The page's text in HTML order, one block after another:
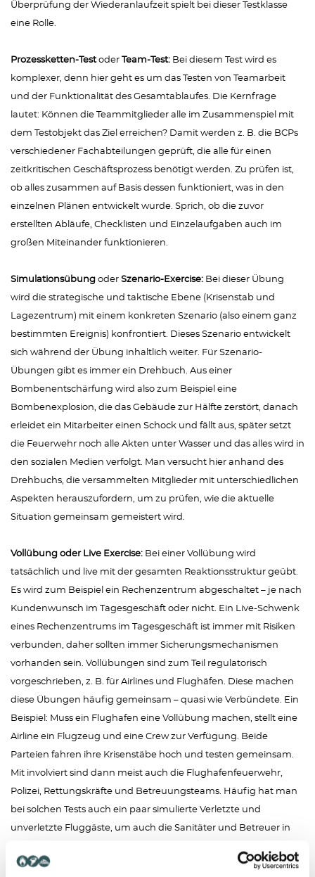
Überprüfung der Wiederanlaufzeit spielt bei dieser Testklasse
eine Rolle.
Prozessketten-Testoder Team-Test: Bei diesem Test wird es
komplexer, denn hier geht es um das Testen von Teamarbeit
und der Funktionalität des Gesamtablaufes. Die Kernfrage
lautet: Können die Teammitglieder alle im Zusammenspiel mit
dem Testobjekt das Ziel erreichen? Damit werden z. B. die BCPs
verschiedener Fachabteilungen geprüft, die alle für einen
zeitkritischen Geschäftsprozess benötigt werden. Zu prüfen ist,
ob alles zusammen auf Basis dessen funktioniert, was in den
einzelnen Plänen entwickelt wurde. Sprich, ob die zuvor
erstellten Abläufe, Checklisten und Einzelaufgaben auch im
großen Miteinander funktionieren.
Simulationsübung oder Szenario-Exercise: Bei dieser Übung
wird die strategische und taktische Ebene (Krisenstab und
Lagezentrum) mit einem konkreten Szenario (also einem ganz
bestimmten Ereignis) konfrontiert. Dieses Szenario entwickelt
sich während der Übung inhaltlich weiter. Für Szenario-
Übungen gibt es immer ein Drehbuch. Aus einer
Bombenentschärfung wird also zum Beispiel eine
Bombenexplosion, die das Gebäude zur Hälfte zerstört, danach
erleidet ein Mitarbeiter einen Schock und fällt aus, später setzt
die Feuerwehr noch alle Akten unter Wasser und das alles wird in
den sozialen Medien verfolgt. Man versucht hier anhand des
Drehbuchs, die versammelten Mitglieder mit unterschiedlichen
Aspekten herauszufordern, um zu prüfen, wie die aktuelle
Situation gemeinsam gemeistert wird.
Vollübung oder Live Exercise: Bei einer Vollübung wird
tatsächlich und live mit der gesamten Reaktionsstruktur geübt.
Es wird zum Beispiel ein Rechenzentrum abgeschaltet – je nach
Kundenwunsch im Tagesgeschäft oder nicht. Ein Live-Schwenk
eines Rechenzentrums im Tagesgeschäft ist immer mit Risiken
verbunden, daher sollten immer Sicherungsmechanismen
vorhanden sein. Vollübungen sind zum Teil regulatorisch
vorgeschrieben, z. B. für Airlines und Flughäfen. Diese machen
diese Übungen häufig gemeinsam – quasi wie Verbündete. Ein
Beispiel: Muss ein Flughafen eine Vollübung machen, stellt eine
Airline ein Flugzeug und eine Crew zur Verfügung. Beide
Parteien fahren ihre Krisenstäbe hoch und testen gemeinsam.
Mit involviert sind dann meist auch die Flughafenfeuerwehr,
Polizei, Rettungskräfte und Betreuungsteams. Häufig hat man
bei solchen Tests auch ein paar simulierte Verletzte und
unverletzte Fluggäste, um auch die Sanitäter und Betreuer in